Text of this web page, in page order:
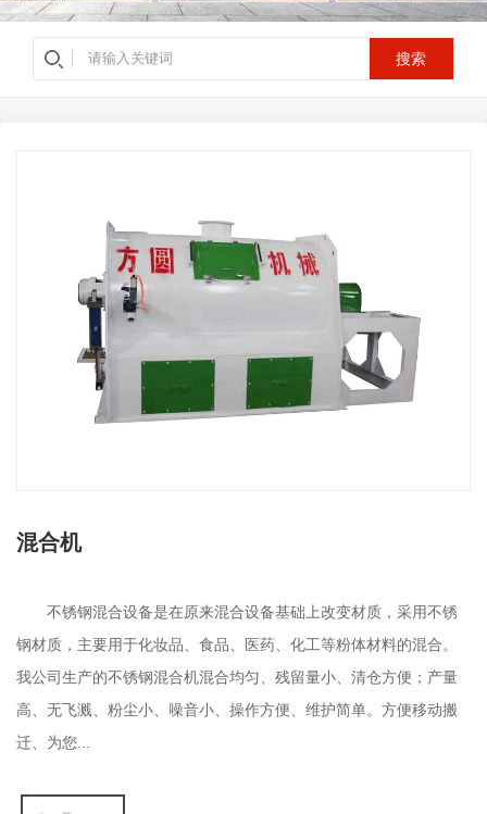
混合机
不锈钢混合设备是在原来混合设备基础上改变材质，采用不锈
钢材质，主要用于化妆品、食品、医药、化工等粉体材料的混合。
我公司生产的不锈钢混合机混合均匀、残留量小、清仓方便；产量
高、无飞溅、粉尘小、噪音小、操作方便、维护简单。方便移动搬
迁、为您...